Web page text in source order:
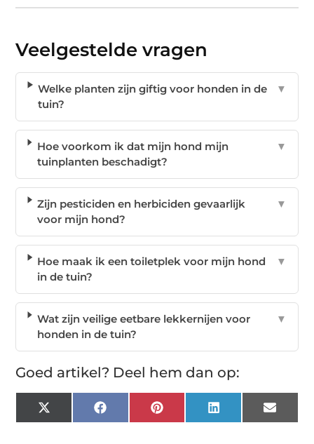
Veelgestelde vragen
Welke planten zijn giftig voor honden in de
tuin?
▼
Hoe voorkom ik dat mijn hond mijn
tuinplanten beschadigt?
▼
Zijn pesticiden en herbiciden gevaarlijk
voor mijn hond?
▼
Hoe maak ik een toiletplek voor mijn hond
in de tuin?
▼
Wat zijn veilige eetbare lekkernijen voor
honden in de tuin?
▼
Goed artikel? Deel hem dan op:
X
(Twitter)
Facebook Pinterest LinkedIn Email